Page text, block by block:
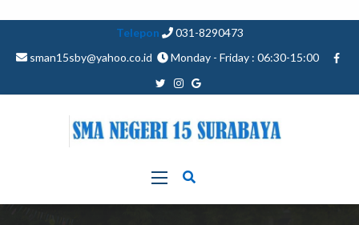
Telepon
031-8290473
sman15sby@yahoo.co.id
Monday - Friday : 06:30-15:00